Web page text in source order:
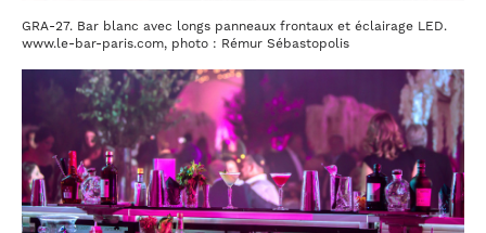
GRA-27. Bar blanc avec longs panneaux frontaux et éclairage LED.
www.le-bar-paris.com, photo : Rémur Sébastopolis